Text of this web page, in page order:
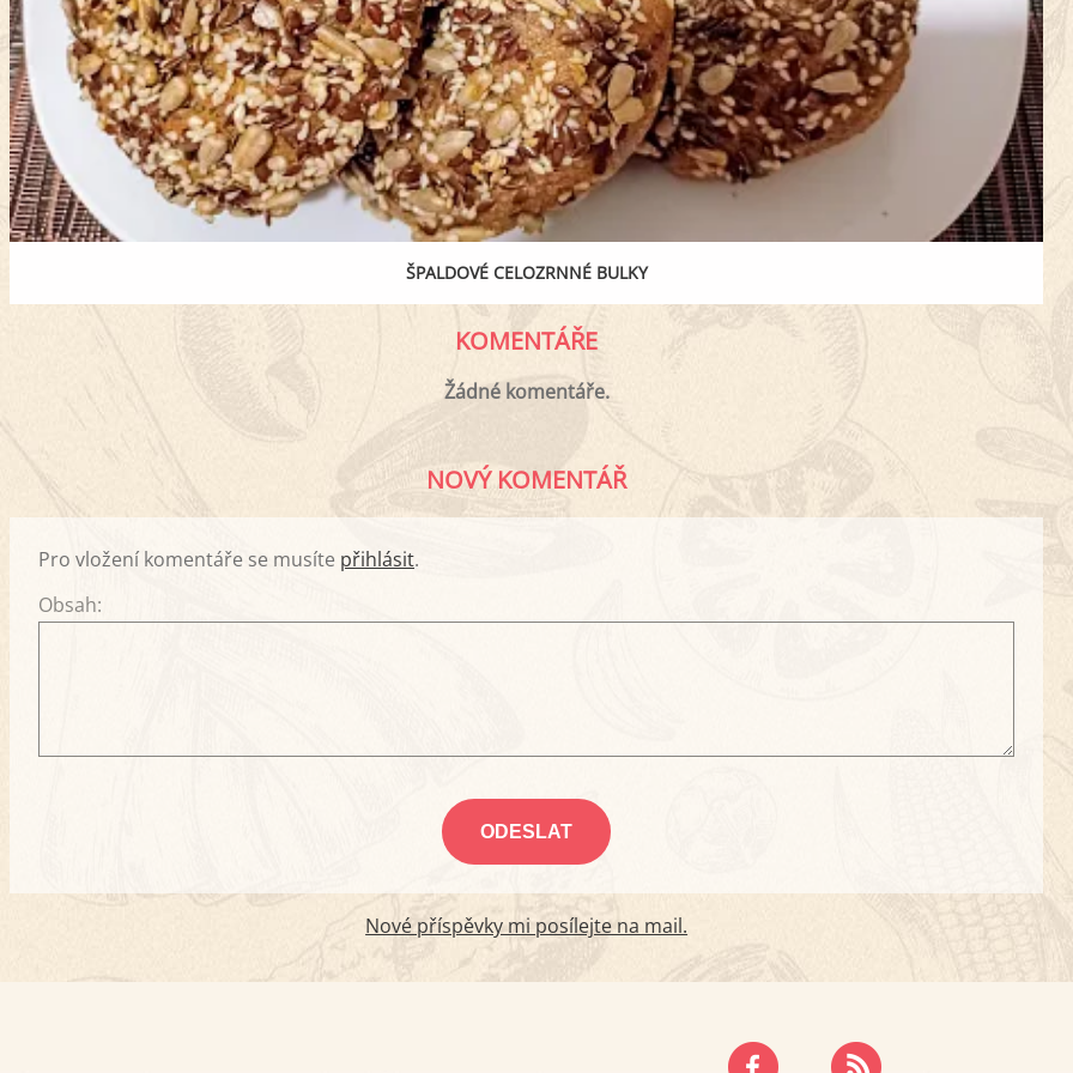
ŠPALDOVÉ CELOZRNNÉ BULKY
KOMENTÁŘE
Žádné komentáře.
NOVÝ KOMENTÁŘ
Pro vložení komentáře se musíte přihlásit.
Obsah:
Nové příspěvky mi posílejte na mail.